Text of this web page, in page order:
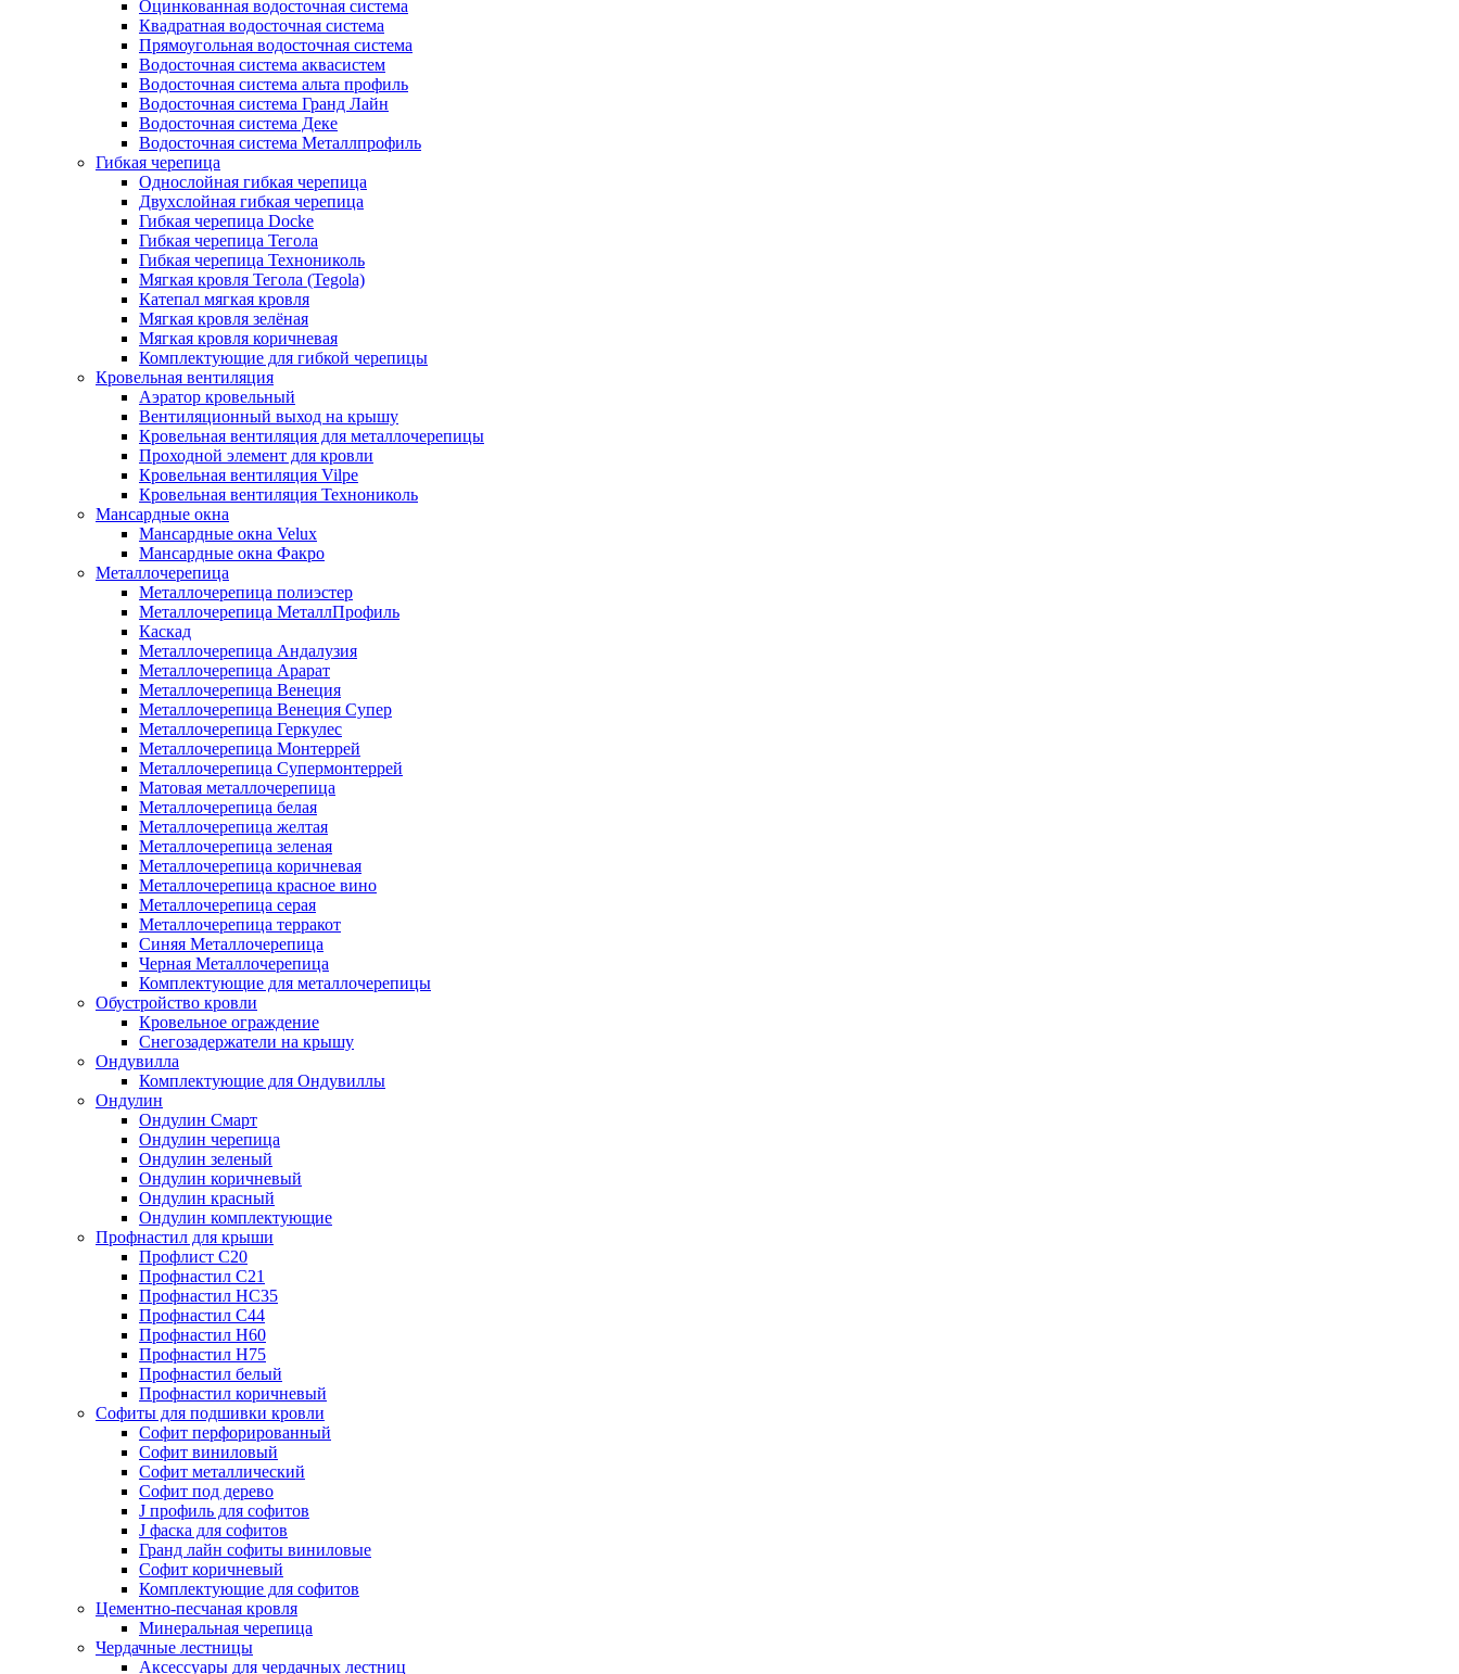
Оцинкованная водосточная система
Квадратная водосточная система
Прямоугольная водосточная система
Водосточная система аквасистем
Водосточная система альта профиль
Водосточная система Гранд Лайн
Водосточная система Деке
Водосточная система Металлпрофиль
Гибкая черепица
Однослойная гибкая черепица
Двухслойная гибкая черепица
Гибкая черепица Docke
Гибкая черепица Тегола
Гибкая черепица Технониколь
Мягкая кровля Тегола (Tegola)
Катепал мягкая кровля
Мягкая кровля зелёная
Мягкая кровля коричневая
Комплектующие для гибкой черепицы
Кровельная вентиляция
Аэратор кровельный
Вентиляционный выход на крышу
Кровельная вентиляция для металлочерепицы
Проходной элемент для кровли
Кровельная вентиляция Vilpe
Кровельная вентиляция Технониколь
Мансардные окна
Мансардные окна Velux
Мансардные окна Факро
Металлочерепица
Металлочерепица полиэстер
Металлочерепица МеталлПрофиль
Каскад
Металлочерепица Андалузия
Металлочерепица Арарат
Металлочерепица Венеция
Металлочерепица Венеция Супер
Металлочерепица Геркулес
Металлочерепица Монтеррей
Металлочерепица Супермонтеррей
Матовая металлочерепица
Металлочерепица белая
Металлочерепица желтая
Металлочерепица зеленая
Металлочерепица коричневая
Металлочерепица красное вино
Металлочерепица серая
Металлочерепица терракот
Синяя Металлочерепица
Черная Металлочерепица
Комплектующие для металлочерепицы
Обустройство кровли
Кровельное ограждение
Снегозадержатели на крышу
Ондувилла
Комплектующие для Ондувиллы
Ондулин
Ондулин Смарт
Ондулин черепица
Ондулин зеленый
Ондулин коричневый
Ондулин красный
Ондулин комплектующие
Профнастил для крыши
Профлист С20
Профнастил С21
Профнастил НС35
Профнастил С44
Профнастил Н60
Профнастил Н75
Профнастил белый
Профнастил коричневый
Софиты для подшивки кровли
Cофит перфорированный
Софит виниловый
Софит металлический
Софит под дерево
J профиль для софитов
J фаска для софитов
Гранд лайн софиты виниловые
Софит коричневый
Комплектующие для софитов
Цементно-песчаная кровля
Минеральная черепица
Чердачные лестницы
Аксессуары для чердачных лестниц